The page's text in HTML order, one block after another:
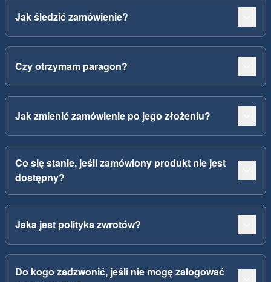
Jak śledzić zamówienie?
Czy otrzymam paragon?
Jak zmienić zamówienie po jego złożeniu?
Co się stanie, jeśli zamówiony produkt nie jest
dostępny?
Jaka jest polityka zwrotów?
Do kogo zadzwonić, jeśli nie mogę zalogować